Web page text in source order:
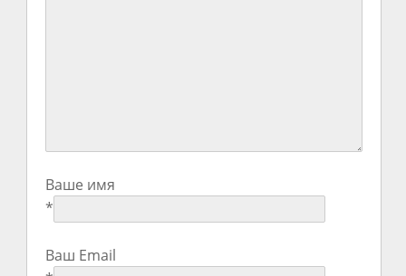
Ваше имя
*
Ваш Email